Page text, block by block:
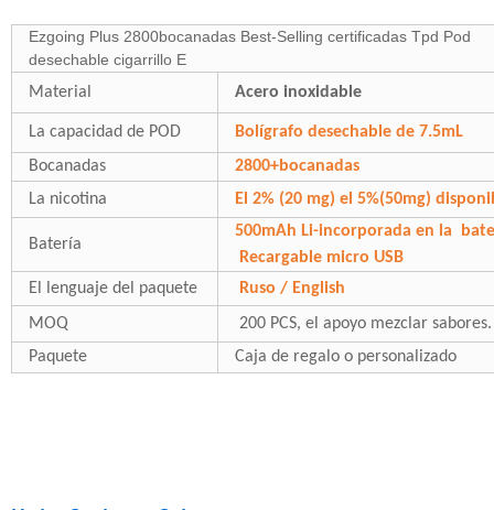
Ezgoing Plus 2800bocanadas Best-Selling certificadas Tpd Pod
desechable cigarrillo E
Material
Acero inoxidable
La capacidad de POD
Bolígrafo desechable de 7.5mL
Bocanadas
2800+bocanadas
La nicotina
El 2% (20 mg) el 5%(50mg)
Batería
500mAh Li-incorporada en la
Recargable micro USB
El lenguaje del paquete
Ruso / English
MOQ
200 PCS, el apoyo mezclar sabores.
Paquete
Caja de regalo o personalizado